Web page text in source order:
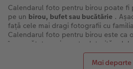
Mai departe
Calendarul foto pentru birou poate fi
pe un birou, bufet sau bucătărie .
față cele mai dragi fotografii cu
Calendarul foto pentru birou este ca
însemnătate mai aparte datorită
ce parcurgeți următoarea fotografie
bucura oricând de fotografii ale